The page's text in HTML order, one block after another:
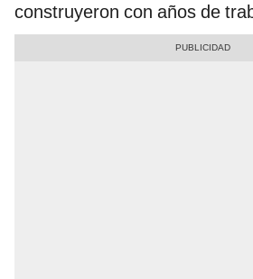
construyeron con años de